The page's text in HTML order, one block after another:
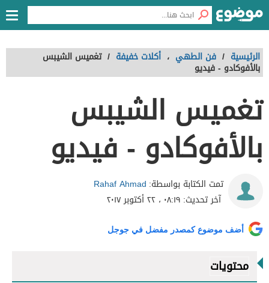
الرئيسية / فن الطهي ، أكلات خفيفة / تغميس الشيبس
بالأفوكادو - فيديو
تغميس الشيبس
بالأفوكادو - فيديو
تمت الكتابة بواسطة: Rahaf Ahmad
آخر تحديث: ٠٨:١٩ ، ٢٢ أكتوبر ٢٠١٧
أضف موضوع كمصدر مفضل في جوجل
محتويات